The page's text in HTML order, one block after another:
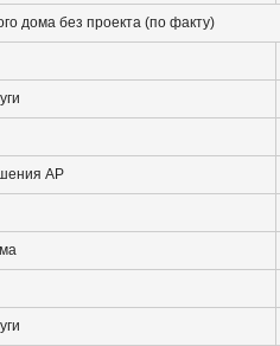
дома без проекта (по факту)
АР